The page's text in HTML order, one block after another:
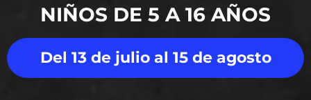
NIÑOS DE 5 A 16 AÑOS
Del 13 de julio al 15 de agosto